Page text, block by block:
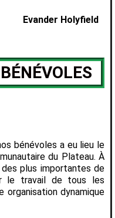
Evander Holyfield
bénévoles a eu lieu le
du Plateau. À
plus importantes de
le travail de tous les
organisation dynamique